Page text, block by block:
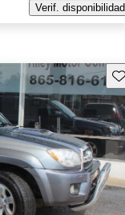
Verif. disponibilidad